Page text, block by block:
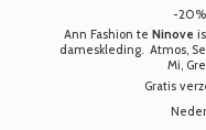
-
Ann Fashion te Ninove
dameskleding. Atmos,
Mi,
Gratis